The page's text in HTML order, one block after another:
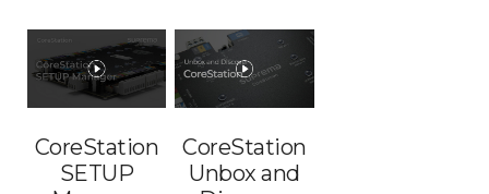
CoreStation
SETUP
CoreStation
Unbox and